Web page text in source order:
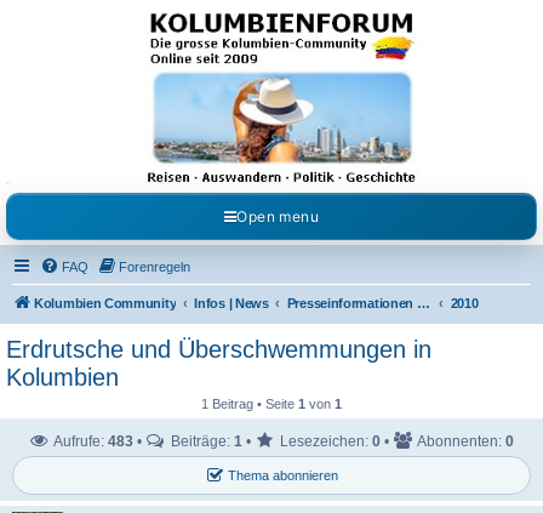
Kolumbienforum - Das
grosse Forum der
Freunde Kolumbiens
Reisen, Auswandern, Kultur, Politik, Geschichte und Visum in Kolumbien und Venezuela.
Austausch, Erfahrungen und Gemeinschaft im Kolumbienforum
Open menu
FAQ Forenregeln
Kolumbien Community Infos | News Presseinformationen & Neuigkeiten 2010
Erdrutsche und Überschwemmungen in
Kolumbien
1 Beitrag • Seite 1 von 1
Thema abonnieren
Aufrufe: 483 • Beiträge: 1 • Lesezeichen: 0 • Abonnenten: 0